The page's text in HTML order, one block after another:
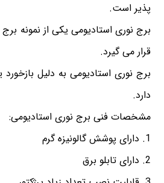
پذیر است.
برج نوری استادیومی یکی از نمونه
قرار می گیرد.
برج نوری استادیومی به دلیل
دارد.
مشخصات فنی برج نوری استادیومی:
1. دارای پوشش گالونیزه گرم
2. دارای تابلو برق